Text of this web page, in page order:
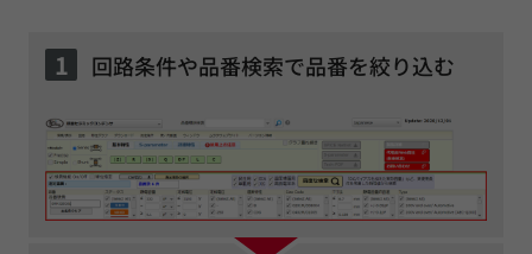
1 回路条件や品番検索で品番を絞り込む